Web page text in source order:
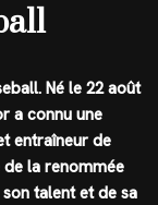
Né le 22 août
a connu une
entraîneur de
la renommée
talent et de sa